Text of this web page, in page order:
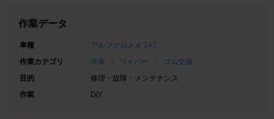
作業データ
車種
アルファロメオ 147
作業カテゴリ
外装 ワイパー
ゴム交換
目的
修理・故障・メンテナンス
作業
DIY